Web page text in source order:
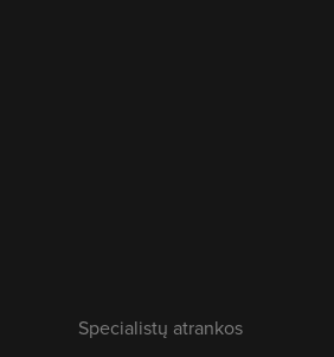
Specialistų atrankos